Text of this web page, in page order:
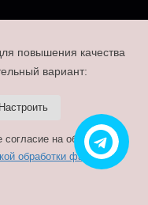
повышения качества
вариант:
Настроить
на обработку
обработки файлов